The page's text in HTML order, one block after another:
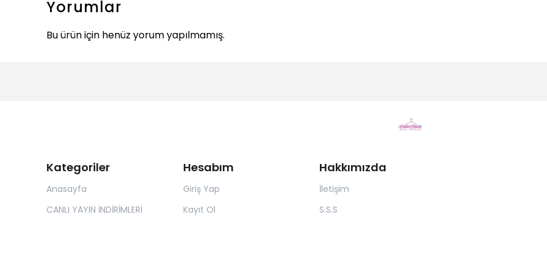
Yorumlar
Bu ürün için henüz yorum yapılmamış.
Kategoriler
Anasayfa
CANLI YAYIN İNDİRİMLERİ
Hesabım
Giriş Yap
Kayıt Ol
Hakkımızda
İletişim
S.S.S